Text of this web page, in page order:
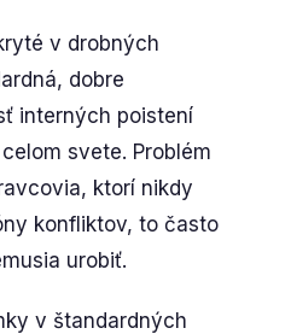
v drobných
dobre
interných poistení
svete. Problém
ktorí nikdy
konfliktov, to často
urobiť.
v štandardných